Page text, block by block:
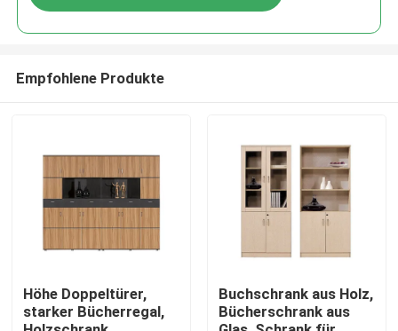
Empfohlene Produkte
Höhe Doppeltürer,
starker Bücherregal,
Buchschrank aus Holz,
Bücherschrank aus